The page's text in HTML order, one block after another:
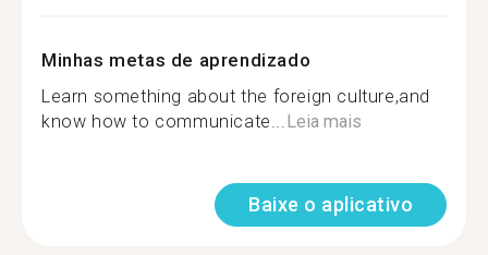
Minhas metas de aprendizado
Learn something about the foreign culture,and
know how to communicate... Leia mais
Baixe o aplicativo